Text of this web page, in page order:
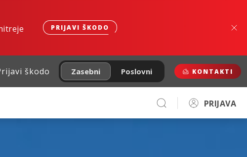
PRIJAVI ŠKODO
škodo Zasebni Poslovni KONTAKTI
PRIJAVA